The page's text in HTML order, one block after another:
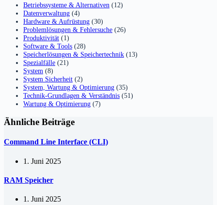
Betriebssysteme & Alternativen (12)
Datenverwaltung (4)
Hardware & Aufrüstung (30)
Problemlösungen & Fehlersuche (26)
Produktivität (1)
Software & Tools (28)
Speicherlösungen & Speichertechnik (13)
Spezialfälle (21)
System (8)
System Sicherheit (2)
System, Wartung & Optimierung (35)
Technik-Grundlagen & Verständnis (51)
Wartung & Optimierung (7)
Ähnliche Beiträge
Command Line Interface (CLI)
1. Juni 2025
RAM Speicher
1. Juni 2025